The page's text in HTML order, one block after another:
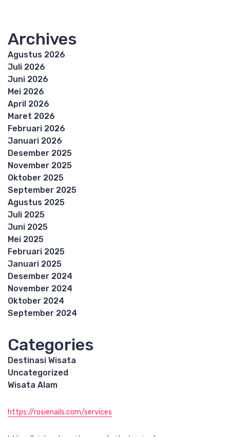
Archives
Agustus 2026
Juli 2026
Juni 2026
Mei 2026
April 2026
Maret 2026
Februari 2026
Januari 2026
Desember 2025
November 2025
Oktober 2025
September 2025
Agustus 2025
Juli 2025
Juni 2025
Mei 2025
Februari 2025
Januari 2025
Desember 2024
November 2024
Oktober 2024
September 2024
Categories
Destinasi Wisata
Uncategorized
Wisata Alam
https://rosienails.com/services